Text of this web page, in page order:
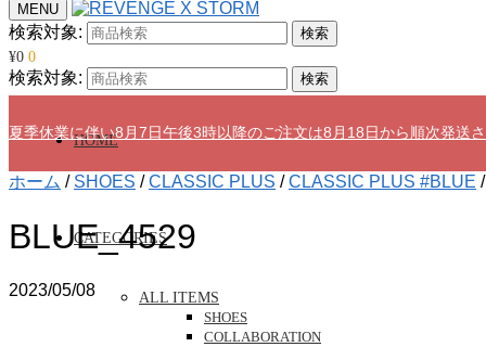
MENU
検索対象:
検索
¥0 0
検索対象: 検索
HOME
CATEGORIES
ALL ITEMS
SHOES
COLLABORATION
夏季休業に伴い8月7日午後3時以降のご注文は8月18日から順次発送さ
ホーム / SHOES /CLASSIC PLUS /CLASSIC PLUS #BLUE /
BLUE_4529
2023/05/08